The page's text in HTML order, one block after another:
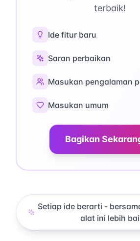
terbaik!
Ide fitur baru
Saran perbaikan
Masukan pengalaman
Masukan umum
Bagikan
Setiap ide berarti -
alat ini lebih